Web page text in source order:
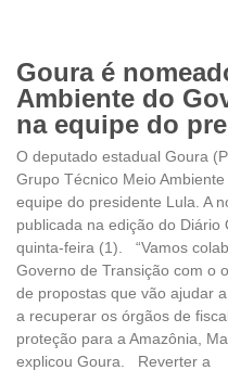
Goura é
Ambiente do
na equipe do
O deputado estadual Goura
Grupo Técnico Meio
equipe do presidente Lula. A
publicada na edição do Diário
quinta-feira (1). “Vamos
Governo de Transição com o
de propostas que vão ajudar
a recuperar os órgãos de
proteção para a Amazônia,
explicou Goura. Reverter a